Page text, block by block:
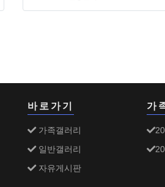
바로가기
가족갤러리
일반갤러리
자유게시판
가